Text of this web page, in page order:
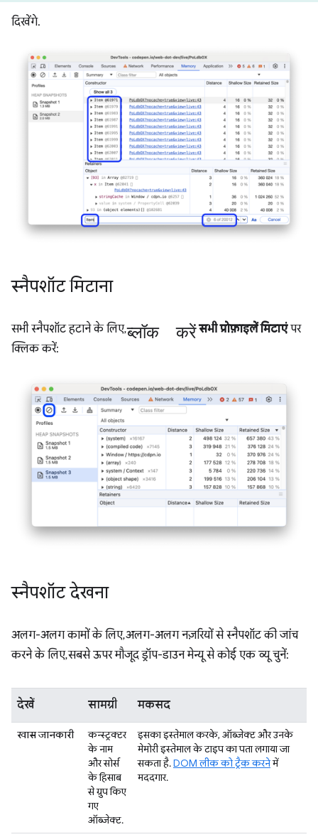
दिखेंगे.
स्नैपशॉट मिटाना
सभी स्नैपशॉट हटाने के लिए,ब्लॉक करें सभी प्रोफ़ाइलें मिटाएंपर
क्लिक करें:
स्नैपशॉट देखना
अलग-अलग कामों के लिए, अलग-अलग नज़रियों से स्नैपशॉट की जांच
करने के लिए, सबसे ऊपर मौजूद ड्रॉप-डाउन मेन्यू से कोई एक व्यू चुनें:
देखें सामग्री मकसद
खास जानकारी
कन्स्ट्रक्टर
के नाम
और सोर्स
के हिसाब
से ग्रुप किए
गए
ऑब्जेक्ट.
इसका इस्तेमाल करके, ऑब्जेक्ट और उनके
मेमोरी इस्तेमाल के टाइप का पता लगाया जा
सकता है.DOM लीक को ट्रैक करनेमें
मददगार.